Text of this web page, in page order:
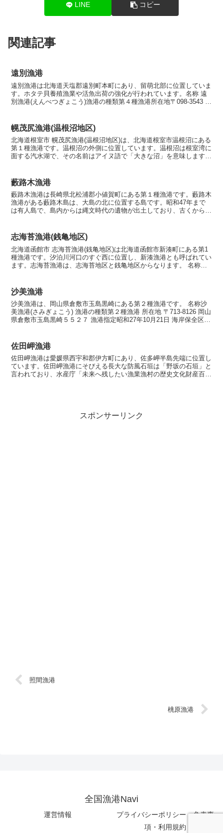
LINE コピー
関連記事
遠別漁港
遠別漁港は北海道天塩郡遠別町本町にあり、留萌北部に位置していま
す。ホタテ貝養殖漁業や活魚出荷の強化が行われています。名称 遠
別漁港(えんべつぎょこう)漁港の種類第４種漁港所在地〒098-3543 北
幌茂尻漁港(温根沼地区)
北海道根室市 幌茂尻漁港(温根沼地区)は、北海道根室市温根沼にある
第１種漁港です。温根沼の外側に位置しています。温根沼は根室湾に
面する汽水湖で、その名前はアイヌ語で「大きな沼」を意味します。
藪路木漁港
藪路木漁港は長崎県北松浦郡小値賀町にある第１種漁港です。藪路木
漁港がある藪路木島は、大島の北に位置する島です。昭和47年まで
は有人島で、島内からは縄文時代の遺物が出土しており、古くから
志海苔漁港(銭亀地区)
北海道函館市 志海苔漁港(銭亀地区)は北海道函館市新湊町にある第1
種漁港です。汐泊川河口のすぐ西に位置し、新湊漁港とも呼ばれてい
ます。志海苔漁港は、志海苔地区と銭亀地区からなります。 名称志
沙美漁港
沙美漁港は、岡山県倉敷市玉島黒崎にある第２種漁港です。 名称沙
美漁港(さみぎょこう) 漁港の種類第２種漁港 所在地 〒713-8126 岡山
県倉敷市玉島黒崎５５２７ 漁港指定昭和27年10月21日 海岸保全区域
佐田岬漁港
佐田岬漁港は愛媛県西宇和郡伊方町にあり、佐多岬半島先端に位置し
ています。佐田岬漁港にそびえる長大な防風石垣は「野坂の石垣」と
言われており、水産庁「未来へ残したい漁業漁村の歴史文化財産百
スポンサーリンク
照間漁港
桃原漁港
全国漁港Navi
運営情報
プライバシーポリシー・免責事
項・利用規約